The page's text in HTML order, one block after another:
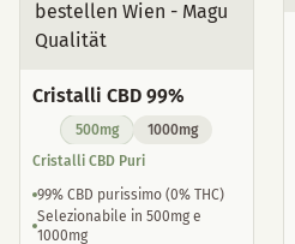
Cristalli CBD 99%
500mg
1000mg
Cristalli CBD Puri
99% CBD purissimo (0% THC)
Selezionabile in 500mg e
1000mg